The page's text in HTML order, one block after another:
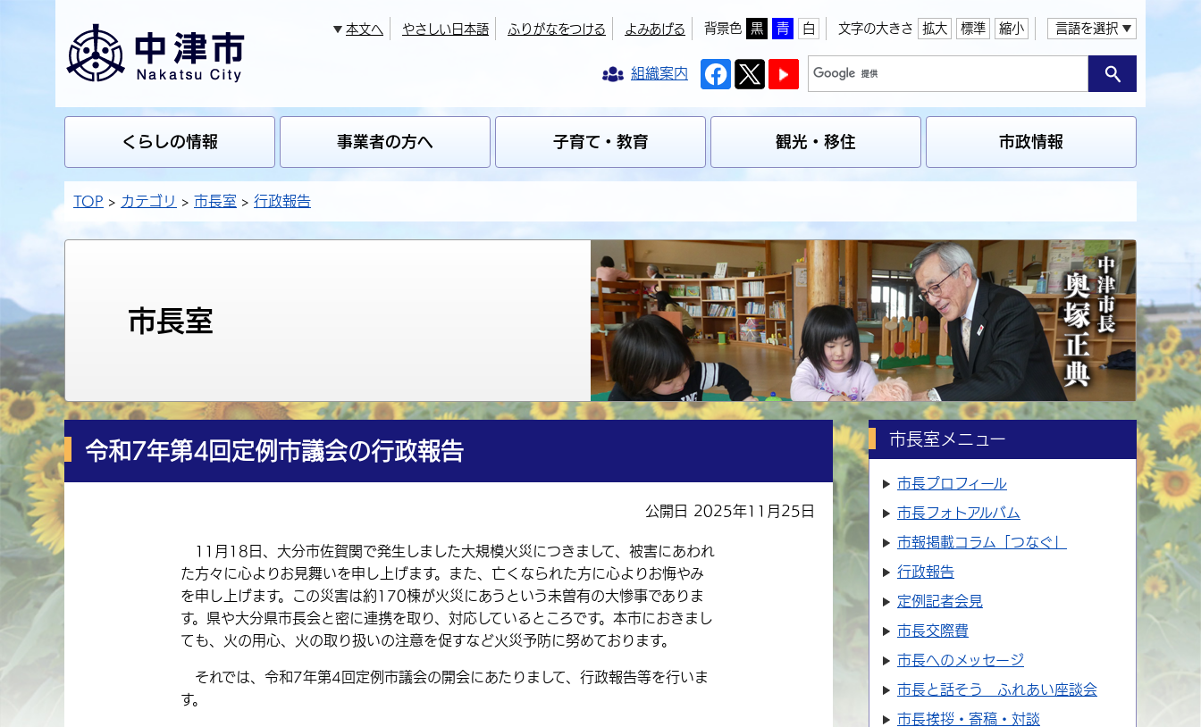
本文へ やさしい日本語 ふりがなをつける よみあげる 背景色 黒 青 白 文字の大きさ 拡大 標準 縮小 言語を選択
組織案内
くらしの情報 事業者の方へ 子育て・教育 観光・移住 市政情報
TOP カテゴリ 市長室 行政報告
市長室
令和7年第4回定例市議会の行政報告
公開日 2025年11月25日
11月18日、大分市佐賀関で発生しました大規模火災につきまして、被害にあわれ
た方々に心よりお見舞いを申し上げます。また、亡くなられた方に心よりお悔やみ
を申し上げます。この災害は約170棟が火災にあうという未曽有の大惨事でありま
す。県や大分県市長会と密に連携を取り、対応しているところです。本市におきまし
ても、火の用心、火の取り扱いの注意を促すなど火災予防に努めております。
それでは、令和7年第4回定例市議会の開会にあたりまして、行政報告等を行いま
す。
市長室メニュー
市長プロフィール
市長フォトアルバム
市報掲載コラム「つなぐ」
行政報告
定例記者会見
市長交際費
市長へのメッセージ
市長と話そう ふれあい座談会
市長挨拶・寄稿・対談